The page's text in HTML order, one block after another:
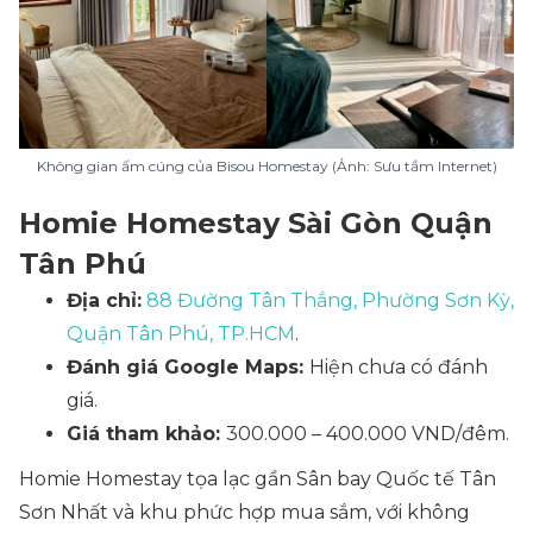
Không gian ấm cúng của Bisou Homestay (Ảnh: Sưu tầm Internet)
Homie Homestay Sài Gòn Quận
Tân Phú
Địa chỉ: 88 Đường Tân Thắng, Phường Sơn Kỳ,
Quận Tân Phú, TP.HCM.
Đánh giá Google Maps: Hiện chưa có đánh
giá.
Giá tham khảo: 300.000 – 400.000 VND/đêm.
Homie Homestay tọa lạc gần Sân bay Quốc tế Tân
Sơn Nhất và khu phức hợp mua sắm, với không